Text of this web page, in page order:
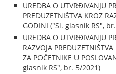
UREDBA O UTVRĐIVANJU
PREDUZETNIŠTVA KROZ
GODINI ("Sl. glasnik RS",
UREDBA O UTVRĐIVANJU
RAZVOJA
ZA POČETNIKE U
glasnik RS", br. 5/2021)